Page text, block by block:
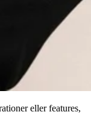
eller features,